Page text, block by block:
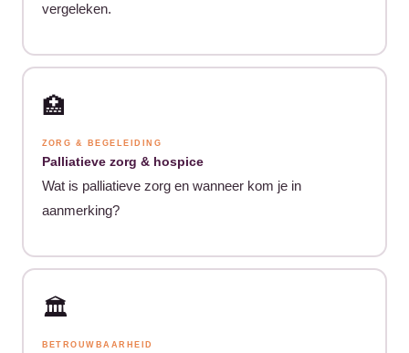
vergeleken.
🏥
ZORG & BEGELEIDING
Palliatieve zorg & hospice
Wat is palliatieve zorg en wanneer kom je in
aanmerking?
🏛️
BETROUWBAARHEID